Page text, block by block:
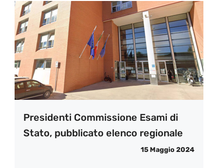
Presidenti Commissione Esami di
Stato, pubblicato elenco regionale
15 Maggio 2024